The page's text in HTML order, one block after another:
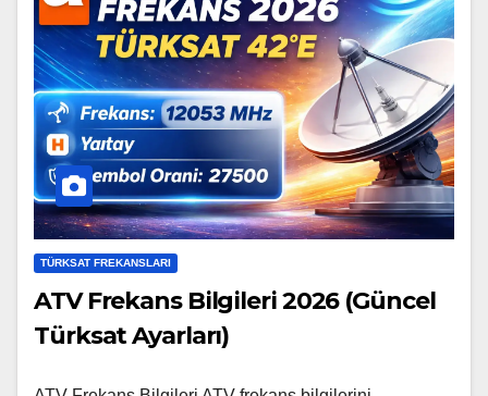
TÜRKSAT FREKANSLARI
ATV Frekans Bilgileri 2026 (Güncel
Türksat Ayarları)